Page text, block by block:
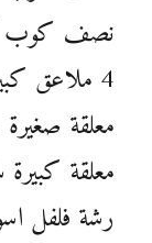
نصف كوب
4 ملاعق كبيرة مايونيز
معلقة
معلقة
رشة فلفل